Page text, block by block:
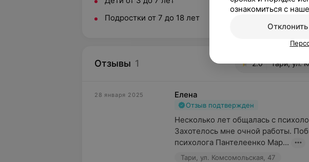
Подростки от 7 до 18 лет
Отзывы 1 2.0 Тари, ул.
28 января 2025 Елена
Отзыв подтвержден
Несколько лет общалась с
Захотелось мне очной работы.
психолога Пантелеенко Мар...
Тари, ул. Комсомольская, 47
ознакомиться с
Отклонить